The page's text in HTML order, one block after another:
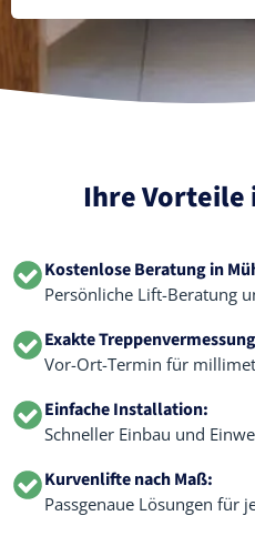
Ihre
Kostenlose Beratung in
Persönliche Lift-Beratung
Exakte
Vor-Ort-Termin für
Einfache Installation:
Schneller Einbau und
Kurvenlifte nach Maß:
Passgenaue Lösungen für